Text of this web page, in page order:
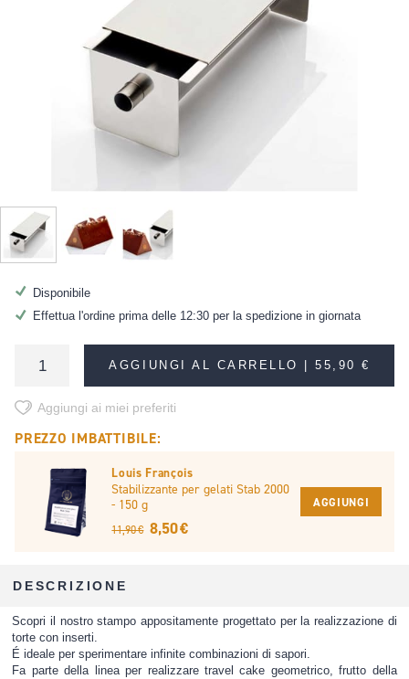
Disponibile
Effettua l'ordine prima delle 12:30 per la spedizione in giornata
AGGIUNGI AL CARRELLO |55,90 €
Aggiungi ai miei preferiti
PREZZO IMBATTIBILE:
Louis François
Stabilizzante per gelati Stab 2000
- 150 g
11,90 € 8,50 €
AGGIUNGI
DESCRIZIONE
Scopri il nostro stampo appositamente progettato per la realizzazione di
torte con inserti.
É ideale per sperimentare infinite combinazioni di sapori.
Fa parte della linea per realizzare travel cake geometrico, frutto della